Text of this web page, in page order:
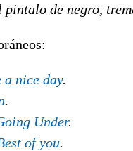
pintalo de negro,
a nice day.
.
Under.
of you.